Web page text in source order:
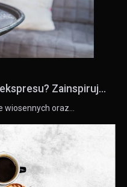
Zainspiruj...
wiosennych oraz…